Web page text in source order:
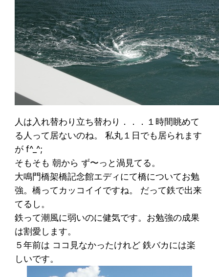
人は入れ替わり立ち替わり．．．１時間眺めて
る人って居ないのね。 私丸１日でも居られます
が f^_^;
そもそも 朝から ず〜っと渦見てる。
大鳴門橋架橋記念館エディにて橋についてお勉
強。橋ってカッコイイですね。 だって鉄で出来
てるし。
鉄って潮風に弱いのに健気です。お勉強の成果
は割愛します。
５年前は ココ見なかったけれど 鉄バカには楽
しいです。